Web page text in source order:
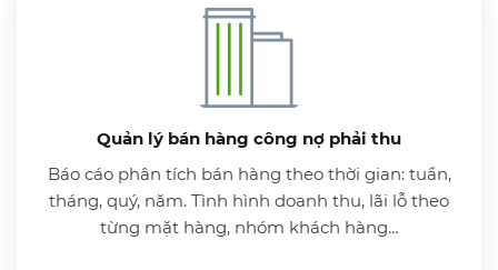
Quản lý bán hàng công nợ phải thu
Báo cáo phân tích bán hàng theo thời gian: tuần,
tháng, quý, năm. Tình hình doanh thu, lãi lỗ theo
từng mặt hàng, nhóm khách hàng…